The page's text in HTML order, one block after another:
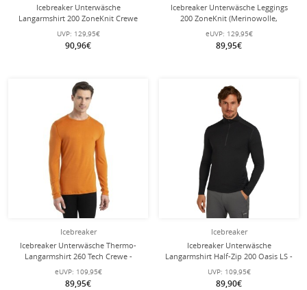
Icebreaker Unterwäsche
Langarmshirt 200 ZoneKnit Crewe
(Merinowolle, enganliegend) blau
Herren
UVP: 129,95€
90,96€
Icebreaker Unterwäsche Leggings
200 ZoneKnit (Merinowolle,
enganliegend) schwarz/grau Herren
eUVP: 129,95€
89,95€
Icebreaker
Icebreaker Unterwäsche Thermo-
Langarmshirt 260 Tech Crewe -
Merinowolle, enganliegend - gelb
Herren
eUVP: 109,95€
89,95€
Icebreaker
Icebreaker Unterwäsche
Langarmshirt Half-Zip 200 Oasis LS -
Merinowolle, enganliegend -
schwarz Herren
UVP: 109,95€
89,90€